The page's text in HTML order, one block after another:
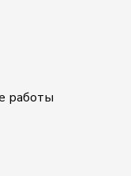
работы